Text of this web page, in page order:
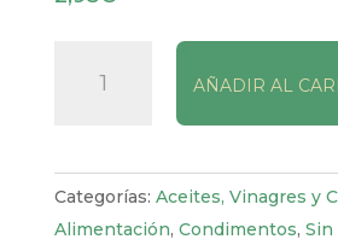
Carmencita
cantidad
AÑADIR AL
Categorías: Aceites, Vinagres y
Alimentación, Condimentos, Sin